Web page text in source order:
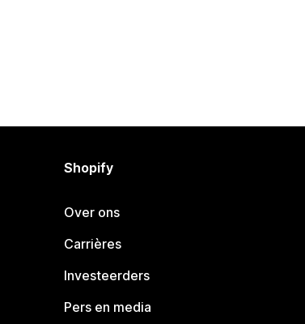
Shopify
Over ons
Carrières
Investeerders
Pers en media